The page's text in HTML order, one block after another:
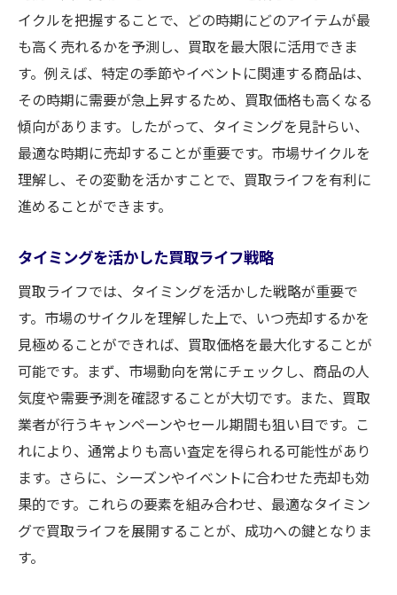
イクルを把握することで、どの時期にどのアイテムが最
も高く売れるかを予測し、買取を最大限に活用できま
す。例えば、特定の季節やイベントに関連する商品は、
その時期に需要が急上昇するため、買取価格も高くなる
傾向があります。したがって、タイミングを見計らい、
最適な時期に売却することが重要です。市場サイクルを
理解し、その変動を活かすことで、買取ライフを有利に
進めることができます。
タイミングを活かした買取ライフ戦略
買取ライフでは、タイミングを活かした戦略が重要で
す。市場のサイクルを理解した上で、いつ売却するかを
見極めることができれば、買取価格を最大化することが
可能です。まず、市場動向を常にチェックし、商品の人
気度や需要予測を確認することが大切です。また、買取
業者が行うキャンペーンやセール期間も狙い目です。こ
れにより、通常よりも高い査定を得られる可能性があり
ます。さらに、シーズンやイベントに合わせた売却も効
果的です。これらの要素を組み合わせ、最適なタイミン
グで買取ライフを展開することが、成功への鍵となりま
す。